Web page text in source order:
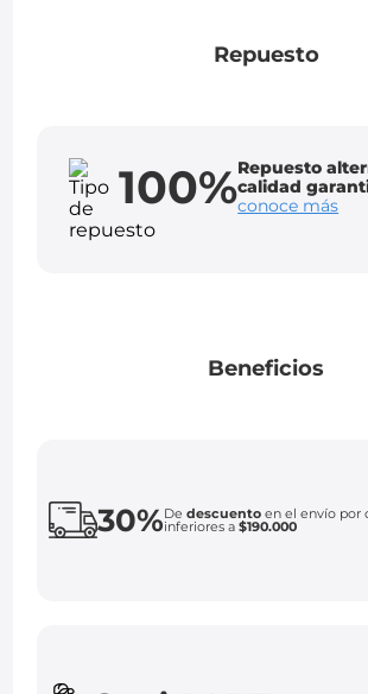
Repuesto
100%Repuesto
calidad
conoce más
Beneficios
30%Dedescuento en el envío por
inferiores a$190.000